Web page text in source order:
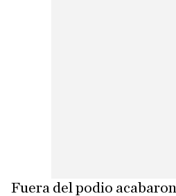
Fuera del podio acabaron